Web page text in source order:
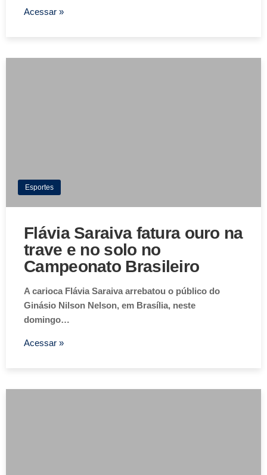
Acessar »
Esportes
Flávia Saraiva fatura ouro na
trave e no solo no
Campeonato Brasileiro
A carioca Flávia Saraiva arrebatou o público do
Ginásio Nilson Nelson, em Brasília, neste
domingo…
Acessar »